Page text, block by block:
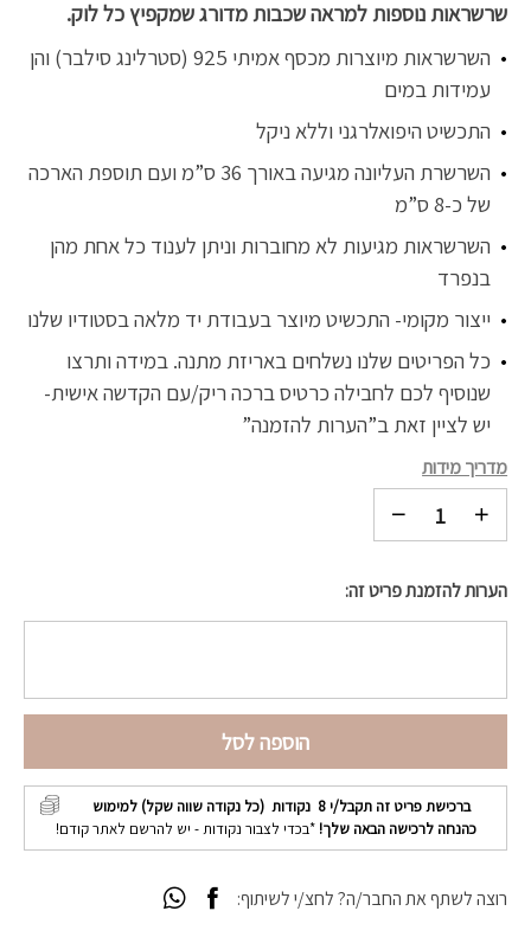
שרשראות נוספות למראה שכבות מדורג שמקפיץ כל לוק.
השרשראות מיוצרות מכסף אמיתי 925 (סטרלינג סילבר) והן
עמידות במים
התכשיט היפואלרגני וללא ניקל
השרשרת העליונה מגיעה באורך 36 ס”מ ועם תוספת הארכה
של כ-8 ס”מ
השרשראות מגיעות לא מחוברות וניתן לענוד כל אחת מהן
בנפרד
ייצור מקומי- התכשיט מיוצר בעבודת יד מלאה בסטודיו שלנו
כל הפריטים שלנו נשלחים באריזת מתנה. במידה ותרצו
שנוסיף לכם לחבילה כרטיס ברכה ריק/עם הקדשה אישית-
יש לציין זאת ב”הערות להזמנה”
מדריך מידות
הערות להזמנת פריט זה:
הוספה לסל
ברכישת פריט זה תקבל/י8 נקודות (כל נקודה שווה שקל) למימוש
כהנחה לרכישה הבאה שלך! *בכדי לצבור נקודות - יש להרשם לאתר קודם!
רוצה לשתף את החבר/ה? לחצ/י לשיתוף: